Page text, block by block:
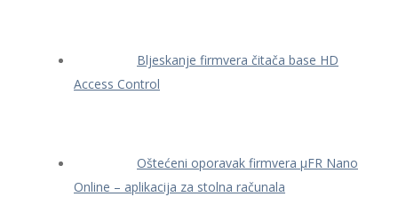
Bljeskanje firmvera čitača base HD
Access Control
Oštećeni oporavak firmvera μFR Nano
Online – aplikacija za stolna računala